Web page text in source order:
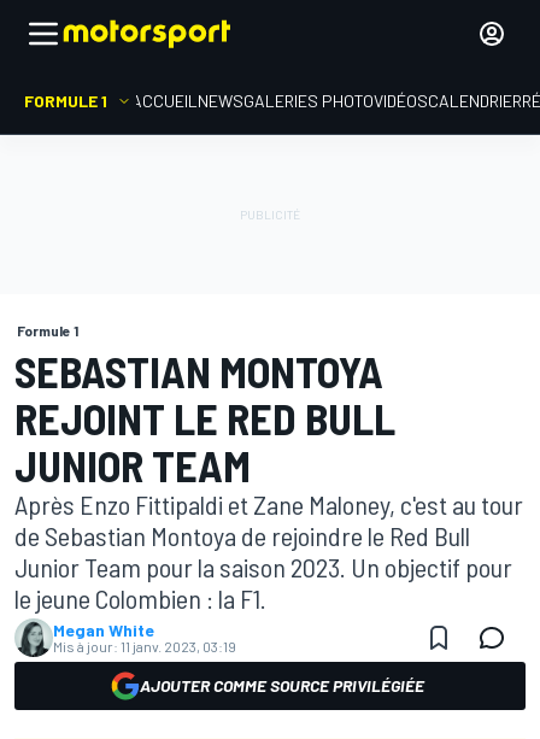
FORMULE 1 ACCUEIL NEWSGALERIES PHOTOVIDÉOSCALENDRIER
Formule 1
SEBASTIAN MONTOYA
REJOINT LE RED BULL
JUNIOR TEAM
Après Enzo Fittipaldi et Zane Maloney, c'est au tour
de Sebastian Montoya de rejoindre le Red Bull
Junior Team pour la saison 2023. Un objectif pour
le jeune Colombien : la F1.
Megan White
Mis à jour: 11 janv. 2023, 03:19
AJOUTER COMME SOURCE PRIVILÉGIÉE